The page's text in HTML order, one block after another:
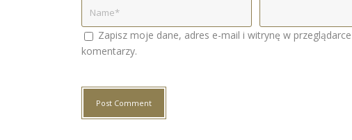
Zapisz moje dane, adres e-mail i witrynę w
komentarzy.